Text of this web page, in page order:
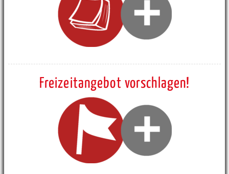
Freizeitangebot vorschlagen!